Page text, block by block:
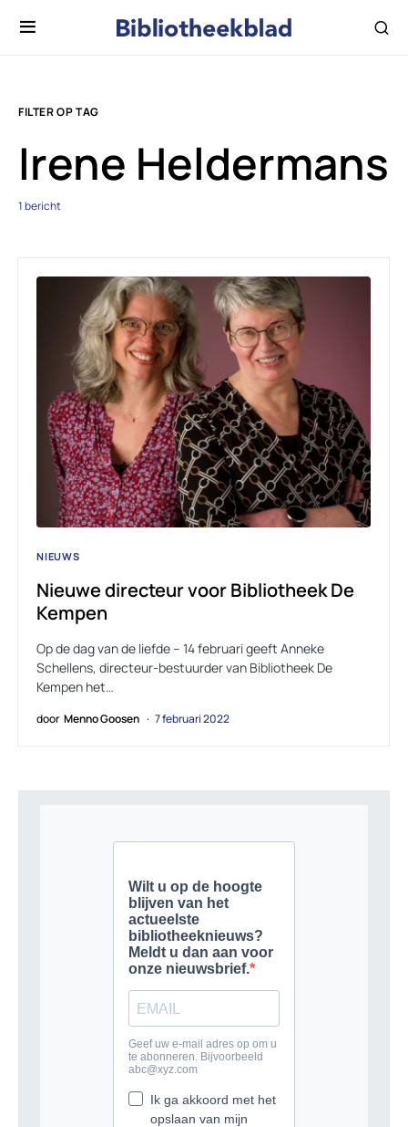
FILTER OP TAG
Irene Heldermans
1 bericht
NIEUWS
Nieuwe directeur voor Bibliotheek De
Kempen
Op de dag van de liefde – 14 februari geeft Anneke
Schellens, directeur-bestuurder van Bibliotheek De
Kempen het…
door Menno Goosen 7 februari 2022